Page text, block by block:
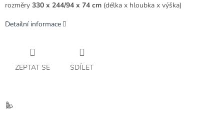
rozměry 330 x 244/94 x 74 cm (délka x hloubka x výška)
Detailní informace
ZEPTAT SE SDÍLET